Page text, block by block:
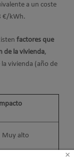
a un coste
€/kWh.
factores que
de la vivienda,
vivienda (año de
Muy alto
×